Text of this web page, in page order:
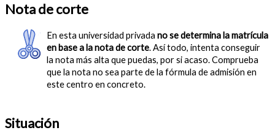
Nota de corte
En esta universidad privada no se determina la matrícula
en base a la nota de corte. Así todo, intenta conseguir
la nota más alta que puedas, por si acaso. Comprueba
que la nota no sea parte de la fórmula de admisión en
este centro en concreto.
Situación